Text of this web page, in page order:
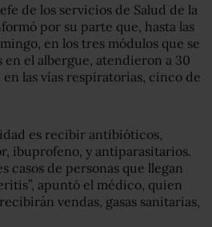
de los servicios de Salud de la
por su parte que, hasta las
en los tres módulos que se
el albergue, atendieron a 30
las vías respiratorias, cinco de
es recibir antibióticos,
ibuprofeno, y antiparasitarios.
casos de personas que llegan
apuntó el médico, quien
vendas, gasas sanitarias,